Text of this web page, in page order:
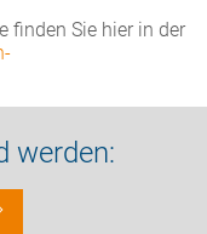
finden Sie hier in der
werden: